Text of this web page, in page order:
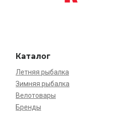
Каталог
Летняя рыбалка
Зимняя рыбалка
Велотовары
Бренды